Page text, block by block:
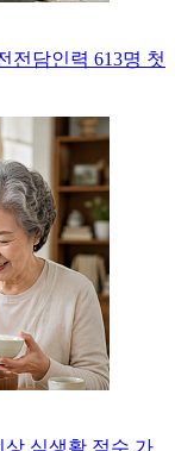
전담인력 613명 첫